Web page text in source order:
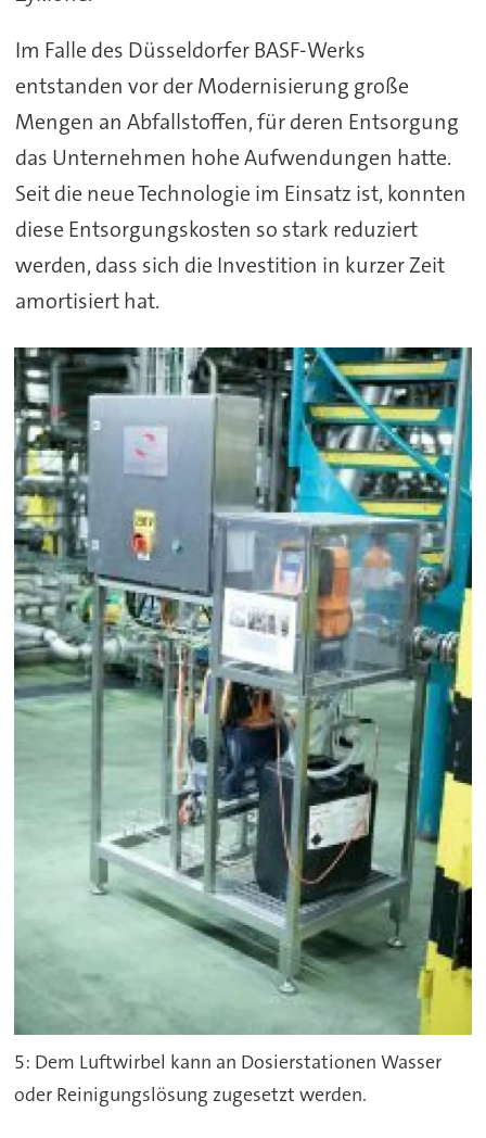
Im Falle des Düsseldorfer BASF-Werks
entstanden vor der Modernisierung große
Mengen an Abfallstoffen, für deren Entsorgung
das Unternehmen hohe Aufwendungen hatte.
Seit die neue Technologie im Einsatz ist, konnten
diese Entsorgungskosten so stark reduziert
werden, dass sich die Investition in kurzer Zeit
amortisiert hat.
5: Dem Luftwirbel kann an Dosierstationen Wasser
oder Reinigungslösung zugesetzt werden.